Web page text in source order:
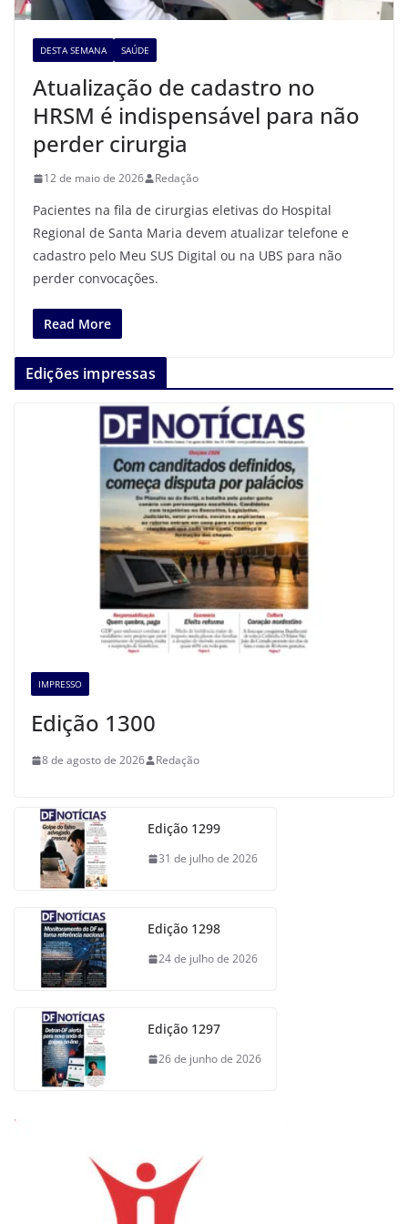
DESTA SEMANA SAÚDE
Atualização de cadastro no
HRSM é indispensável para não
perder cirurgia
12 de maio de 2026 Redação
Pacientes na fila de cirurgias eletivas do Hospital
Regional de Santa Maria devem atualizar telefone e
cadastro pelo Meu SUS Digital ou na UBS para não
perder convocações.
Read More
Edições impressas
IMPRESSO
Edição 1300
8 de agosto de 2026 Redação
Edição 1299
31 de julho de 2026
Edição 1298
24 de julho de 2026
Edição 1297
26 de junho de 2026